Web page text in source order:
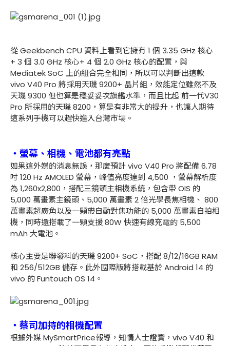
從 Geekbench CPU 資料上看到它擁有 1 個 3.35 GHz 核心
+ 3 個 3.0 GHz 核心+ 4 個 2.0 GHz 核心的配置，與
Mediatek SoC 上的組合完全相同，所以可以判斷出這款
vivo V40 Pro 將採用天璣 9200+ 晶片組，效能定位雖然不及
天璣 9300 但也算是穩妥妥次旗艦水準，而且比起 前一代V30
Pro 所採用的天璣 8200，算是有非常大的提升，也讓人期待
這系列手機可以趕快進入台灣市場。
・螢幕、相機、電池都有亮點
如果這外媒的消息無誤，那麼預計 vivo V40 Pro 將配備 6.78
吋 120 Hz AMOLED 螢幕，峰值亮度達到 4,500 ，螢幕解析度
為 1,260x2,800，搭配三鏡頭主相機系統，包含帶 OIS 的
5,000 萬畫素主鏡頭、5,000 萬畫素 2 倍光學長焦相機、 800
萬畫素超廣角以及一顆帶自動對焦功能的 5,000 萬畫素自拍相
機，同時還搭載了一顆支援 80W 快速有線充電的 5,500
mAh 大電池。
核心主要是聯發科的天璣 9200+ SoC，搭配 8/12/16GB RAM
和 256/512GB 儲存。此外國際版將搭載基於 Android 14 的
vivo 的 Funtouch OS 14。
・蔡司加持的相機配置
根據外媒 MySmartPrice報導，知情人士證實，vivo V40 和